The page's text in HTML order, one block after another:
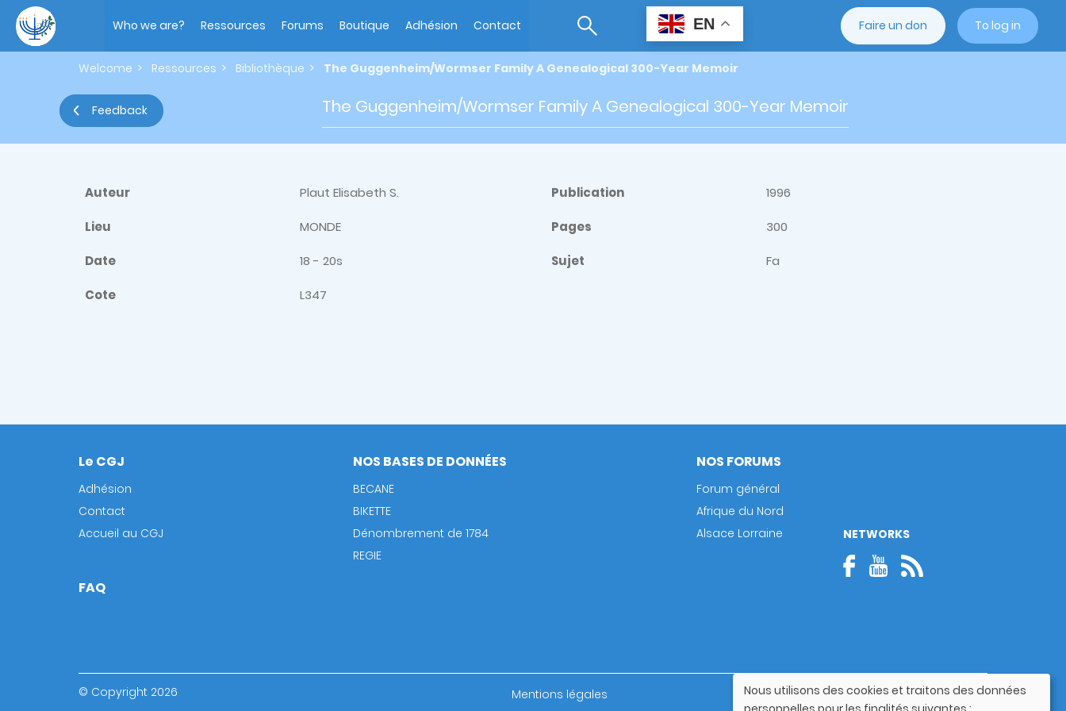
main
content
navigation
Who we are? Ressources Forums Boutique Adhésion Contact EN Faire un don To log in
Welcome Ressources Bibliothèque The Guggenheim/Wormser Family A Genealogical 300-Year Memoir
Feedback The Guggenheim/Wormser Family A Genealogical 300-Year Memoir
Auteur Plaut Elisabeth S. Publication 1996
Lieu MONDE Pages 300
Date 18 - 20s Sujet Fa
Cote L347
Footer
Le CGJ
Adhésion
Contact
Accueil au CGJ
NOS BASES DE DONNÉES
BECANE
BIKETTE
Dénombrement de 1784
REGIE
NOS FORUMS
Forum général
Afrique du Nord
Alsace Lorraine
FAQ
NETWORKS
© Copyright 2026
bottom
Mentions légales Guide utilisateur
Utilisation
Nous utilisons des cookies et traitons des données